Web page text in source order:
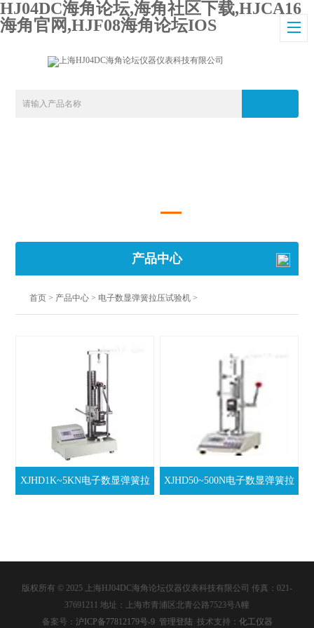
HJ04DC海角论坛,海角社区下载,HJCA16
海角官网,HJF08海角论坛IOS
产品中心
首页 > 产品中心 > 电子数显弹簧拉压试验机 >
XJHD1K~5KN电子数显弹簧拉 XJHD50~500N电子数显弹簧拉
版权所有 © 2025 上海HJ04DC海角论坛仪器仪表科技有限公司 传真：021-
37691211 地址：上海市青浦区北青公路7523号A幢
备案号： 沪ICP备77812179号-9 管理登陆 技术支持： 化工仪器